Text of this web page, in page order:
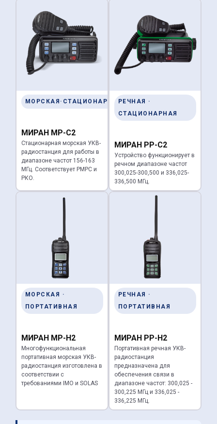
МОРСКАЯ·СТАЦИОНАРНАЯ
МИРАН МР-С2
Стационарная морская УКВ-
радиостанция для работы в
диапазоне частот 156-163
МГц. Соответствует РМРС и
РКО.
РЕЧНАЯ ·
СТАЦИОНАРНАЯ
МИРАН РР-С2
Устройство функционирует в
речном диапазоне частот
300,025-300,500 и 336,025-
336,500 МГц.
МОРСКАЯ ·
ПОРТАТИВНАЯ
МИРАН МР-Н2
Многофункциональная
портативная морская УКВ-
радиостанция изготовлена в
соответствии с
требованиями IMO и SOLAS
РЕЧНАЯ ·
ПОРТАТИВНАЯ
МИРАН РР-Н2
Портативная речная УКВ-
радиостанция
предназначена для
обеспечения связи в
диапазоне частот: 300,025 -
300,225 МГц и 336,025 -
336,225 МГц.